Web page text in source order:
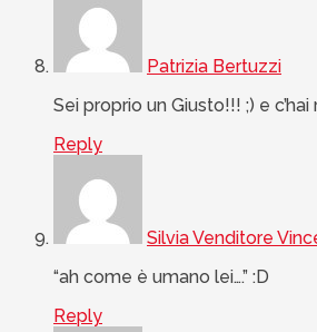
Patrizia Bertuzzi
Sei proprio un Giusto!!! ;) e c’hai
Reply
Silvia Venditore
“ah come è umano lei….” :D
Reply